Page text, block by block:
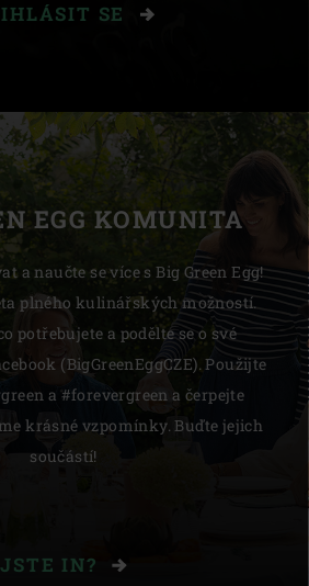
SE
EGG KOMUNITA
a naučte se více s Big Green Egg!
plného kulinářských možností.
potřebujete a podělte se o své
(BigGreenEggCZE). Použijte
a #forevergreen a čerpejte
krásné vzpomínky. Buďte jejich
součástí!
JSTE IN?